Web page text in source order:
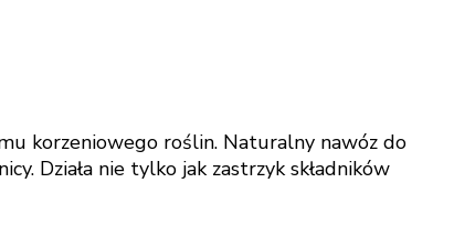
korzeniowego roślin. Naturalny nawóz do
Działa nie tylko jak zastrzyk składników